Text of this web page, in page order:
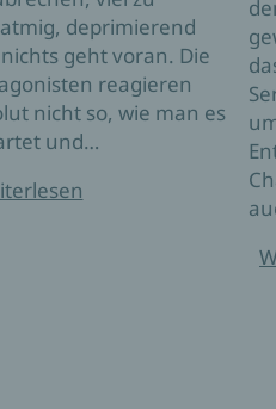
deprimierend
geht voran. Die
reagieren
nicht so, wie man es
und…